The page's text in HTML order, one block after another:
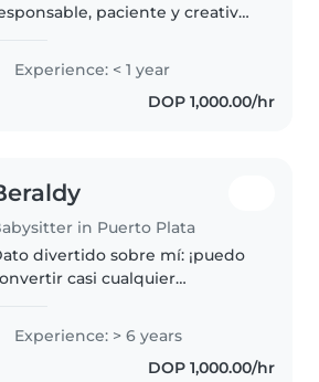
paciente y creativa,
pequeños. Aunque no tengo
años de experiencia formal,
tengo un hermano pequeño y
Experience: < 1 year
DOP 1,000.00/hr
in Puerto Plata
divertido sobre mí: ¡puedo
casi cualquier
con niños porque disfruto
escuchar sus ocurrencias, jugar
Experience: > 6 years
DOP 1,000.00/hr